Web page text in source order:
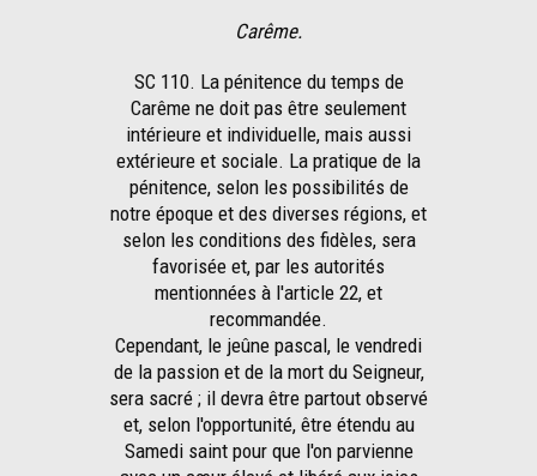
Carême.
SC 110. La pénitence du temps de
Carême ne doit pas être seulement
intérieure et individuelle, mais aussi
extérieure et sociale. La pratique de la
pénitence, selon les possibilités de
notre époque et des diverses régions, et
selon les conditions des fidèles, sera
favorisée et, par les autorités
mentionnées à l'article 22, et
recommandée.
Cependant, le jeûne pascal, le vendredi
de la passion et de la mort du Seigneur,
sera sacré ; il devra être partout observé
et, selon l'opportunité, être étendu au
Samedi saint pour que l'on parvienne